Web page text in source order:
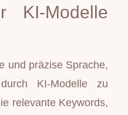
KI-Modelle
und präzise Sprache,
KI-Modelle zu
relevante Keywords,